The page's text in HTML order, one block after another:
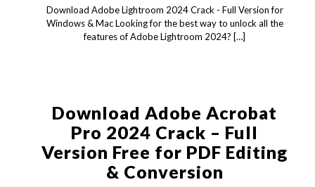
Download Adobe Lightroom 2024 Crack - Full Version for
Windows & Mac Looking for the best way to unlock all the
features of Adobe Lightroom 2024? […]
Download Adobe Acrobat
Pro 2024 Crack – Full
Version Free for PDF Editing
& Conversion